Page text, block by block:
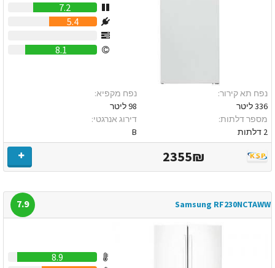
7.2
5.4
8.1
נפח תא קירור:
336 ליטר
מספר דלתות:
2 דלתות
נפח מקפיא:
98 ליטר
דירוג אנרגטי:
B
2355₪
Samsung RF230NCTAWW
7.9
8.9